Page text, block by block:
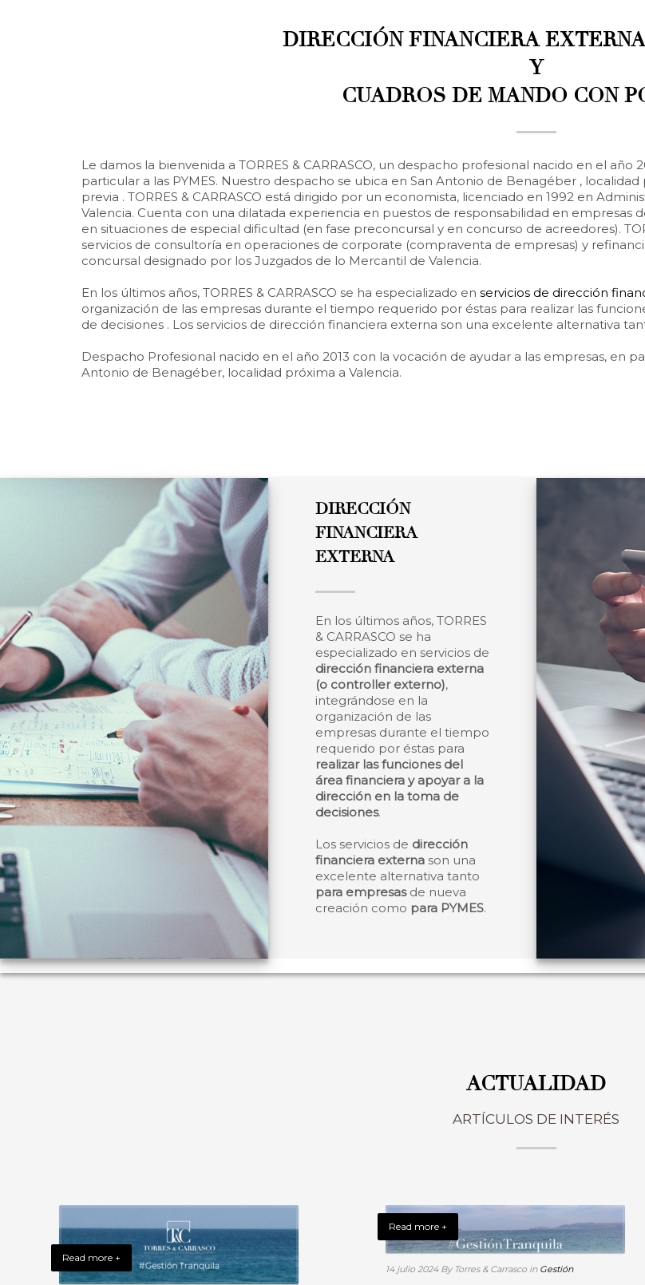
DIRECCIÓN FINANCIERA
Y
CUADROS DE MANDO CON
Le damos la bienvenida a TORRES & CARRASCO, un despacho profesional nacido en el año
particular a las PYMES. Nuestro despacho se ubica en San Antonio de Benagéber ,
previa . TORRES & CARRASCO está dirigido por un economista, licenciado en 1992 en
Valencia. Cuenta con una dilatada experiencia en puestos de responsabilidad en empresas
en situaciones de especial dificultad (en fase preconcursal y en concurso de acreedores).
servicios de consultoría en operaciones de corporate (compraventa de empresas) y
concursal designado por los Juzgados de lo Mercantil de Valencia.
En los últimos años, TORRES & CARRASCO se ha especializado en servicios de dirección
organización de las empresas durante el tiempo requerido por éstas para realizar las
de decisiones . Los servicios de dirección financiera externa son una excelente alternativa
Despacho Profesional nacido en el año 2013 con la vocación de ayudar a las empresas, en
Antonio de Benagéber, localidad próxima a Valencia.
DIRECCIÓN
FINANCIERA
EXTERNA
En los últimos años, TORRES
& CARRASCO se ha
especializado en servicios de
dirección financiera externa
(o controller externo),
integrándose en la
organización de las
empresas durante el tiempo
requerido por éstas para
realizar las funciones del
área financiera y apoyar a la
dirección en la toma de
decisiones.
Los servicios de dirección
financiera externason una
excelente alternativa tanto
para empresasde nueva
creación como para PYMES.
ACTUALIDAD
ARTÍCULOS DE INTERÉS
Read more +
Read more +
14 julio 2024 By Torres & Carrasco in Gestión